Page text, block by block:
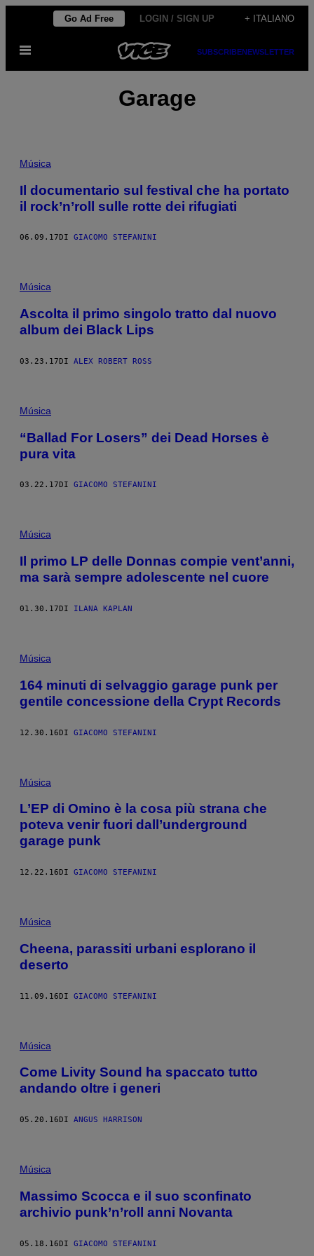
contenuto
Go Ad Free LOGIN / SIGN UP + ITALIANO
Apri
menu
SUBSCRIBENEWSLETTER
Garage
Música
Il documentario sul festival che ha portato
il rock’n’roll sulle rotte dei rifugiati
06.09.17 DI GIACOMO STEFANINI
Música
Ascolta il primo singolo tratto dal nuovo
album dei Black Lips
03.23.17DI ALEX ROBERT ROSS
Música
“Ballad For Losers” dei Dead Horses è
pura vita
03.22.17 DI GIACOMO STEFANINI
Música
Il primo LP delle Donnas compie vent’anni,
ma sarà sempre adolescente nel cuore
01.30.17DI ILANA KAPLAN
Música
164 minuti di selvaggio garage punk per
gentile concessione della Crypt Records
12.30.16DI GIACOMO STEFANINI
O
P
E
R
C
C
I
O
E
I
P
S
I
N
H
O
S
O
D
S
.
Música
L’EP di Omino è la cosa più strana che
poteva venir fuori dall’underground
garage punk
12.22.16 DI GIACOMO STEFANINI
Música
Cheena, parassiti urbani esplorano il
deserto
11.09.16DI GIACOMO STEFANINI
Música
Come Livity Sound ha spaccato tutto
andando oltre i generi
05.20.16 DI ANGUS HARRISON
Música
Massimo Scocca e il suo sconfinato
archivio punk’n’roll anni Novanta
05.18.16DI GIACOMO STEFANINI